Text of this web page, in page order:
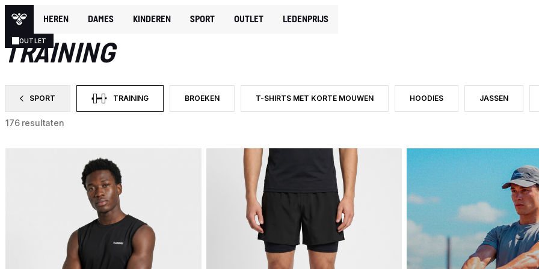
HEREN DAMES KINDEREN SPORT OUTLET LEDENPRIJS
OUTLET
TRAINING
SPORT
FILTER OP CATEGORY: SPORTTRAINING GESELECTEERD MOMENTEEL GEFILTERD OP CATEGORY: TRAINING
BROEKEN
FILTER OP PRODUCTTYPE: BROEKEN
T-SHIRTS MET KORTE MOUWEN
FILTER OP PRODUCTTYPE: T-SHIRTS MET KORTE MOUWEN
HOODIES
FILTER OP PRODUCTTYPE: HOODIES
JASSEN
FILTER OP
176 resultaten